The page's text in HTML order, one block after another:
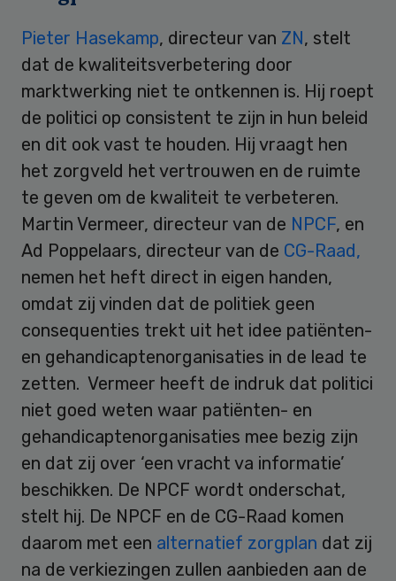
Pieter Hasekamp, directeur van ZN, stelt
dat de kwaliteitsverbetering door
marktwerking niet te ontkennen is. Hij roept
de politici op consistent te zijn in hun beleid
en dit ook vast te houden. Hij vraagt hen
het zorgveld het vertrouwen en de ruimte
te geven om de kwaliteit te verbeteren.
Martin Vermeer, directeur van de NPCF, en
Ad Poppelaars, directeur van de CG-Raad,
nemen het heft direct in eigen handen,
omdat zij vinden dat de politiek geen
consequenties trekt uit het idee patiënten-
en gehandicaptenorganisaties in de lead te
zetten. Vermeer heeft de indruk dat politici
niet goed weten waar patiënten- en
gehandicaptenorganisaties mee bezig zijn
en dat zij over ‘een vracht va informatie’
beschikken. De NPCF wordt onderschat,
stelt hij. De NPCF en de CG-Raad komen
daarom met een alternatief zorgplan dat zij
na de verkiezingen zullen aanbieden aan de